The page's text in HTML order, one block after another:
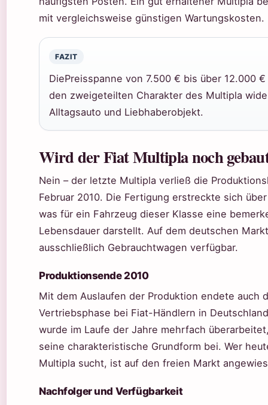
mit vergleichsweise günstigen Wartungskosten.
FAZIT
DiePreisspanne von 7.500 € bis über 12.000
den zweigeteilten Charakter des Multipla
Alltagsauto und Liebhaberobjekt.
Wird der Fiat Multipla noch
Nein – der letzte Multipla verließ die
Februar 2010. Die Fertigung erstreckte sich
was für ein Fahrzeug dieser Klasse eine
Lebensdauer darstellt. Auf dem deutschen
ausschließlich Gebrauchtwagen verfügbar.
Produktionsende 2010
Mit dem Auslaufen der Produktion endete auch
Vertriebsphase bei Fiat-Händlern in
wurde im Laufe der Jahre mehrfach
seine charakteristische Grundform bei. Wer
Multipla sucht, ist auf den freien Markt
Nachfolger und Verfügbarkeit